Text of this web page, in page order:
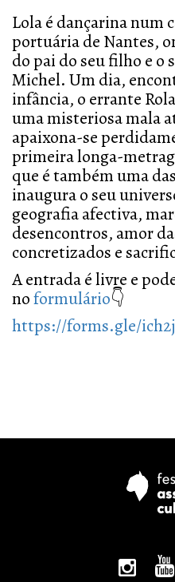
Lola é dançarina num
portuária de Nantes,
do pai do seu filho e o
Michel. Um dia,
infância, o errante
uma misteriosa mala
apaixona-se
primeira longa-
que é também uma
inaugura o seu
geografia afectiva,
desencontros, amor
concretizados e
A entrada é livre e
noformulário👇
https://forms.gle/